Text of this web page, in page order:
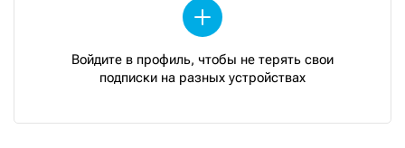
Войдите в профиль, чтобы не терять свои
подписки на разных устройствах